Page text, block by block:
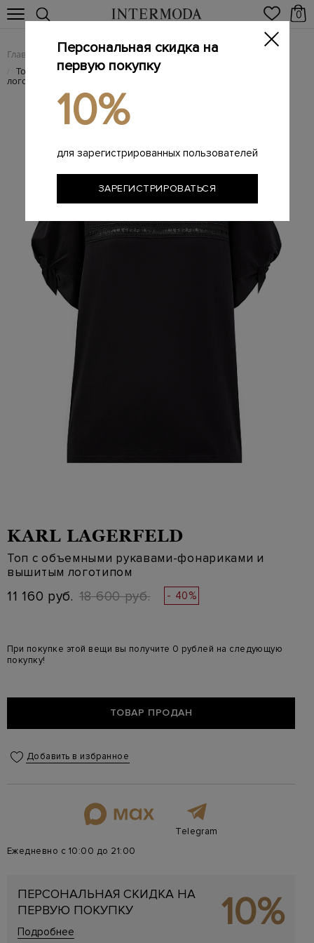
0
Главная Женщинам / Женская одежда / Женские блузы
/ Топ с объемными рукавами-фонариками и вышитым
логотипом
KARL LAGERFELD
Топ с объемными рукавами-фонариками и
вышитым логотипом
11 160 руб. 18 600 руб. - 40%
При покупке этой вещи вы получите 0 рублей на следующую
покупку!
ТОВАР ПРОДАН
Добавить в избранное
Telegram
Ежедневно с 10:00 до 21:00
ПЕРСОНАЛЬНАЯ СКИДКА НА
ПЕРВУЮ ПОКУПКУ
Подробнее 10%
Персональная скидка на
первую покупку
10%
для зарегистрированных пользователей
ЗАРЕГИСТРИРОВАТЬСЯ